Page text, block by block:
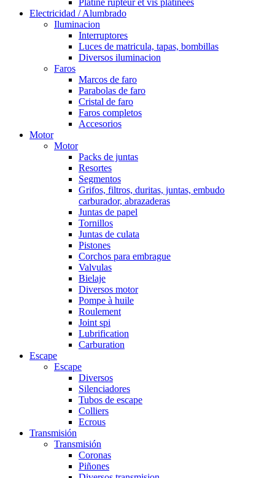
Platine rupteur et vis platinées
Electricidad / Alumbrado
Iluminacion
Interruptores
Luces de matricula, tapas, bombillas
Diversos iluminacion
Faros
Marcos de faro
Parabolas de faro
Cristal de faro
Faros completos
Accesorios
Motor
Motor
Packs de juntas
Resortes
Segmentos
Grifos, filtros, duritas, juntas, embudo
carburador, abrazaderas
Juntas de papel
Tornillos
Juntas de culata
Pistones
Corchos para embrague
Valvulas
Bielaje
Diversos motor
Pompe à huile
Roulement
Joint spi
Lubrification
Carburation
Escape
Escape
Diversos
Silenciadores
Tubos de escape
Colliers
Ecrous
Transmisión
Transmisión
Coronas
Piñones